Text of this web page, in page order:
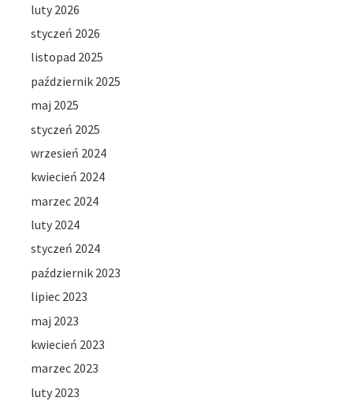
luty 2026
styczeń 2026
listopad 2025
październik 2025
maj 2025
styczeń 2025
wrzesień 2024
kwiecień 2024
marzec 2024
luty 2024
styczeń 2024
październik 2023
lipiec 2023
maj 2023
kwiecień 2023
marzec 2023
luty 2023